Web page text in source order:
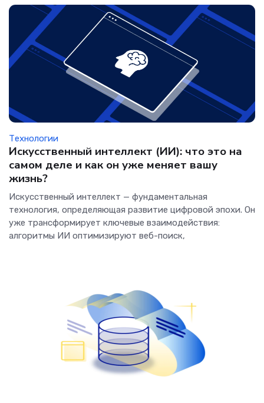
Технологии
Искусственный интеллект (ИИ): что это на
самом деле и как он уже меняет вашу
жизнь?
Искусственный интеллект — фундаментальная
технология, определяющая развитие цифровой эпохи. Он
уже трансформирует ключевые взаимодействия:
алгоритмы ИИ оптимизируют веб-поиск,